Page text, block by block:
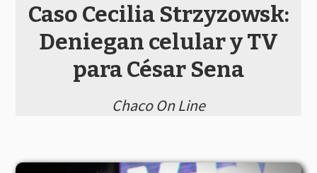
Caso Cecilia Strzyzowsk:
Deniegan celular y TV
para César Sena
Chaco On Line